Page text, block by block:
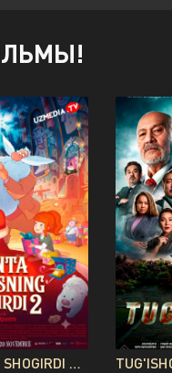
SANTA KLAUS SHOGIRDI 2 MULTFILM UZBEK TILIDA O'ZBEKCHA 2013 TARJIMA KINO FULL HD TAS-IX SKACHAT